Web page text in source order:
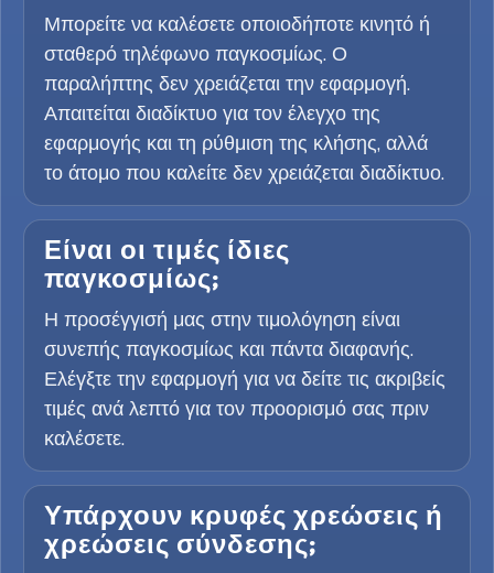
Μπορείτε να καλέσετε οποιοδήποτε κινητό ή
σταθερό τηλέφωνο παγκοσμίως. Ο
παραλήπτης δεν χρειάζεται την εφαρμογή.
Απαιτείται διαδίκτυο για τον έλεγχο της
εφαρμογής και τη ρύθμιση της κλήσης, αλλά
το άτομο που καλείτε δεν χρειάζεται διαδίκτυο.
Είναι οι τιμές ίδιες
παγκοσμίως;
Η προσέγγισή μας στην τιμολόγηση είναι
συνεπής παγκοσμίως και πάντα διαφανής.
Ελέγξτε την εφαρμογή για να δείτε τις ακριβείς
τιμές ανά λεπτό για τον προορισμό σας πριν
καλέσετε.
Υπάρχουν κρυφές χρεώσεις ή
χρεώσεις σύνδεσης;